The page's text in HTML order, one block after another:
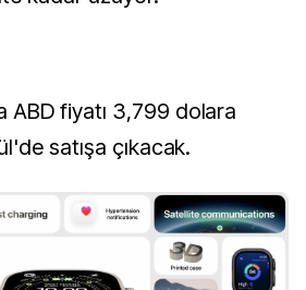
ABD fiyatı 3,799 dolara
satışa çıkacak.